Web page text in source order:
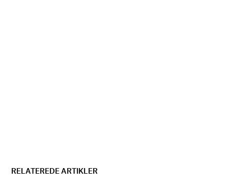
RELATEREDE ARTIKLER